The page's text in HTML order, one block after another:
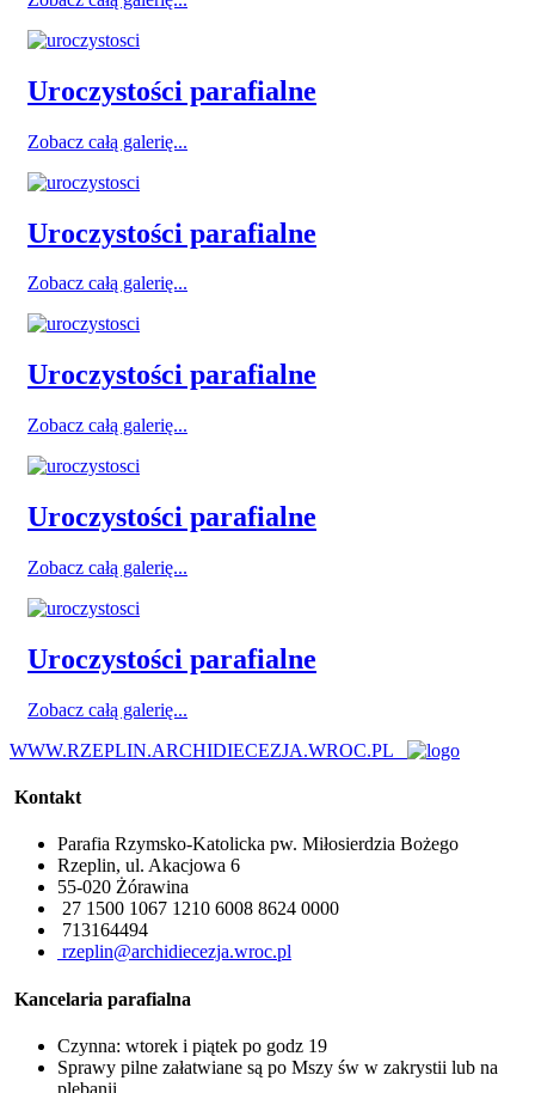
Uroczystości parafialne
Zobacz całą galerię...
Uroczystości parafialne
Zobacz całą galerię...
Uroczystości parafialne
Zobacz całą galerię...
Uroczystości parafialne
Zobacz całą galerię...
Uroczystości parafialne
Zobacz całą galerię...
WWW.RZEPLIN.ARCHIDIECEZJA.WROC.PL
Kontakt
Parafia Rzymsko-Katolicka pw. Miłosierdzia Bożego
Rzeplin, ul. Akacjowa 6
55-020 Żórawina
27 1500 1067 1210 6008 8624 0000
713164494
rzeplin@archidiecezja.wroc.pl
Kancelaria parafialna
Czynna: wtorek i piątek po godz 19
Sprawy pilne załatwiane są po Mszy św w zakrystii lub na
plebanii.